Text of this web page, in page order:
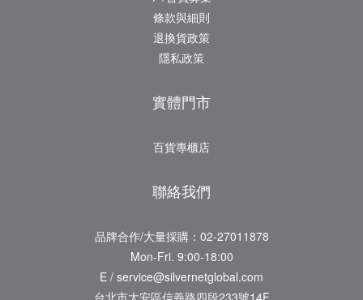
條款與細則
退換貨政策
隱私政策
實體門市
百貨專櫃店
聯絡我們
品牌合作/大量採購：02-27011878
Mon-Fri. 9:00-18:00
E / service@silvernetglobal.com